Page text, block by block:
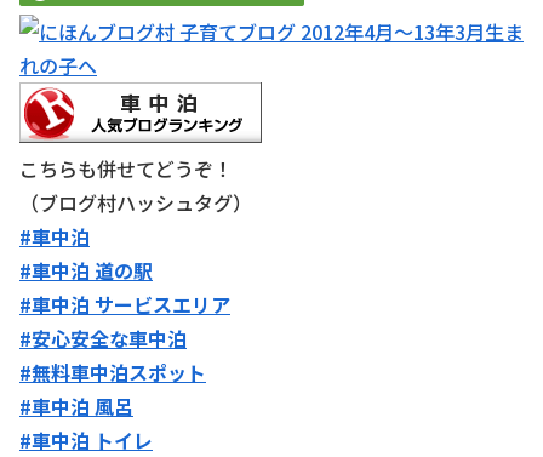
こちらも併せてどうぞ！
（ブログ村ハッシュタグ）
#車中泊
#車中泊 道の駅
#車中泊 サービスエリア
#安心安全な車中泊
#無料車中泊スポット
#車中泊 風呂
#車中泊 トイレ